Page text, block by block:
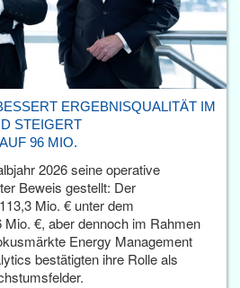
ERGEBNISQUALITÄT IM
STEIGERT
96 MIO.
2026 seine operative
Beweis gestellt: Der
Mio. € unter dem
€, aber dennoch im Rahmen
Energy Management
bestätigten ihre Rolle als